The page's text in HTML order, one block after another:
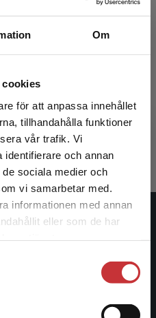
Om
cookies
för att anpassa innehållet
tillhandahålla funktioner
vår trafik. Vi
identifierare och annan
sociala medier och
vi samarbetar med.
informationen med annan
eller som de har
enhet utanför Sverige.
utanför Sverige. För
måste
(red.)
och är idag Sveriges
läromedel, kurslitteratur,
finns Studentlitteratur med